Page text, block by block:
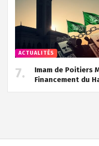
ACTUALITÉS
Imam de Poitiers
Financement du